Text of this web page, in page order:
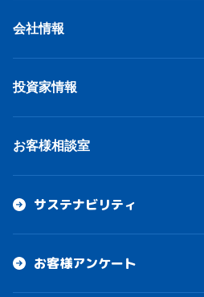
会社情報
投資家情報
お客様相談室
サステナビリティ
お客様アンケート